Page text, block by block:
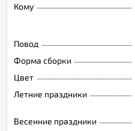
Кому
Повод
Форма сборки
Цвет
Летние праздники
Весенние праздники